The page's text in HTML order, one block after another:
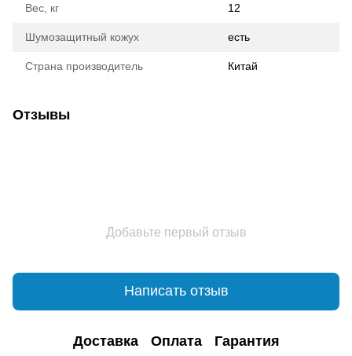
Вес, кг 12
Шумозащитный кожух есть
Страна производитель Китай
Отзывы
Добавьте первый отзыв
Написать отзыв
Доставка Оплата Гарантия